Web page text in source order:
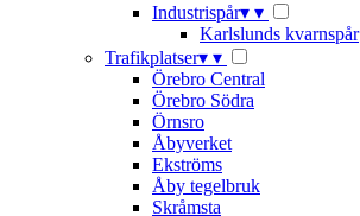
Industrispår▾ ▾
Karlslunds kvarnspår
Trafikplatser▾ ▾
Örebro Central
Örebro Södra
Örnsro
Åbyverket
Ekströms
Åby tegelbruk
Skråmsta